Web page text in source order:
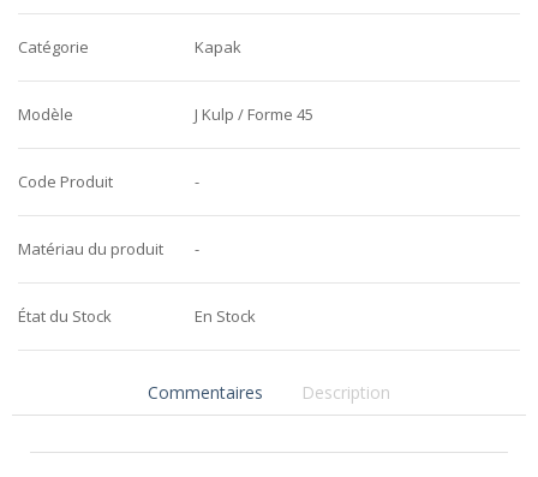
Catégorie Kapak
Modèle J Kulp / Forme 45
Code Produit -
Matériau du produit -
État du Stock En Stock
Commentaires Description